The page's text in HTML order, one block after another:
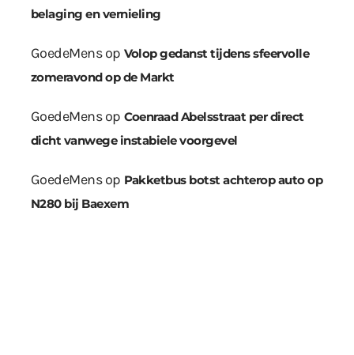
belaging en vernieling
GoedeMensop Volop gedanst tijdens sfeervolle
zomeravond op de Markt
GoedeMensop Coenraad Abelsstraat per direct
dicht vanwege instabiele voorgevel
GoedeMensop Pakketbus botst achterop auto op
N280 bij Baexem